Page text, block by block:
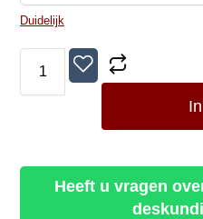
Duidelijk
Heeft u vragen